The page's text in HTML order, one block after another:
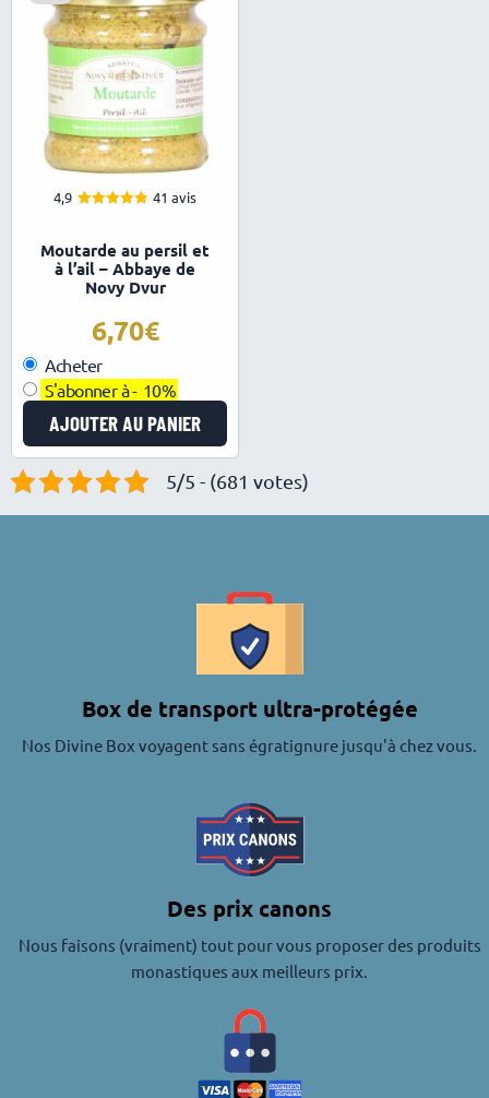
4,9 41 avis
Moutarde au persil et
à l’ail – Abbaye de
Novy Dvur
6,70
Acheter
S'abonner à - 10%
AJOUTER AU PANIER
5/5 - (681 votes)
Box de transport ultra-protégée
Nos Divine Box voyagent sans égratignure jusqu'à chez vous.
Des prix canons
Nous faisons (vraiment) tout pour vous proposer des produits
monastiques aux meilleurs prix.